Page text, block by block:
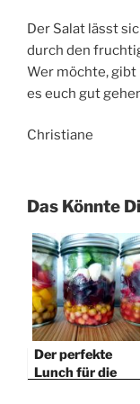
Der Salat lässt
durch den
Wer möchte, gibt
es euch gut
Christiane
Das Könnte
Der perfekte
Lunch für die